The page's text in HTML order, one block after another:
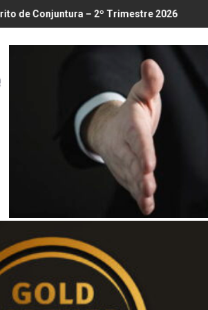
82º Trimestre 2026 Entrada em